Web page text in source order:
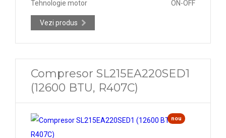
Tehnologie motor
ON-OFF
Vezi produs
Compresor SL215EA220SED1
(12600 BTU, R407C)
nou